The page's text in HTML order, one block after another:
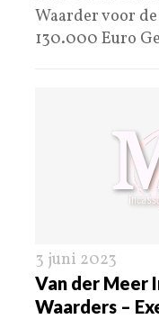
Waarder voor
130.000 Euro
3 juni 2023
Van der Meer
Waarders –